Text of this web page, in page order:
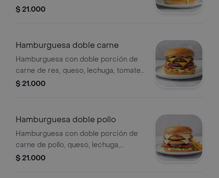
pan con ajonjolí.
$ 21.000
Hamburguesa doble carne
Hamburguesa con doble porción de
carne de res, queso, lechuga, tomate,
cebolla y pepinillos en pan con
$ 21.000
Hamburguesa doble pollo
Hamburguesa con doble porción de
carne de pollo, queso, lechuga,
tomate y cebolla en pan de ajonjolí.
$ 21.000